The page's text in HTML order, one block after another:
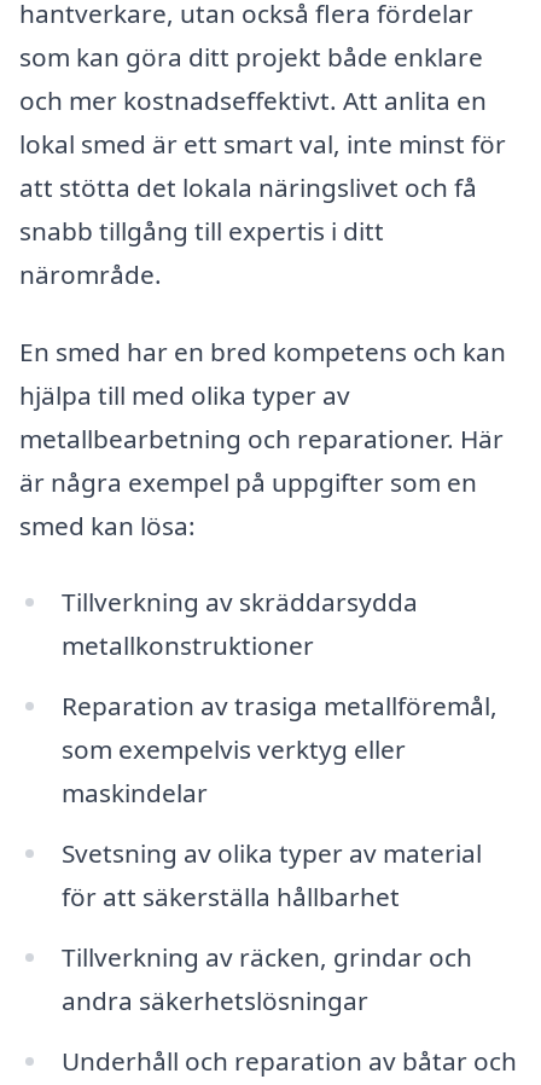
hantverkare, utan också flera fördelar
som kan göra ditt projekt både enklare
och mer kostnadseffektivt. Att anlita en
lokal smed är ett smart val, inte minst för
att stötta det lokala näringslivet och få
snabb tillgång till expertis i ditt
närområde.
En smed har en bred kompetens och kan
hjälpa till med olika typer av
metallbearbetning och reparationer. Här
är några exempel på uppgifter som en
smed kan lösa:
Tillverkning av skräddarsydda
metallkonstruktioner
Reparation av trasiga metallföremål,
som exempelvis verktyg eller
maskindelar
Svetsning av olika typer av material
för att säkerställa hållbarhet
Tillverkning av räcken, grindar och
andra säkerhetslösningar
Underhåll och reparation av båtar och